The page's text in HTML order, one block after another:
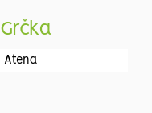
Grčka
Atena